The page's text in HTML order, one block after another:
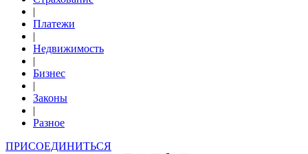
|
Платежи
|
Недвижимость
|
Бизнес
|
Законы
|
Разное
ПРИСОЕДИНИТЬСЯ